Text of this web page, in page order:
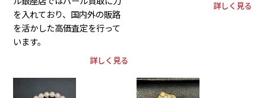
を入れており、国内外の販路
を活かした高価査定を行って
います。
詳しく見る
詳しく見る